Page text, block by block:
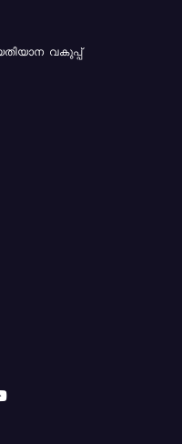
വകുപ്പ്